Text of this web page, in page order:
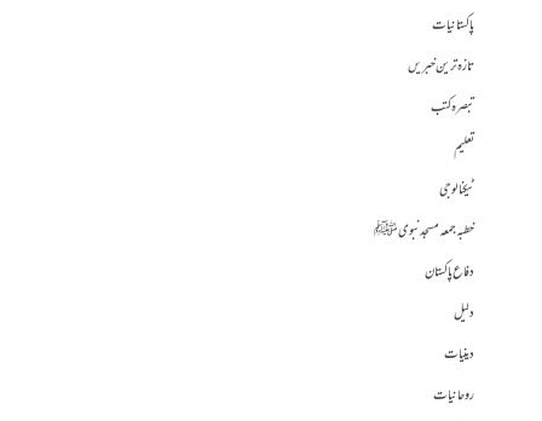
پاکستانیات
تازہ ترین خبریں
تبصرہ کتب
تعلیم
ٹیکنالوجی
خطبہ جمعہ مسجد نبوی ﷺ
دفاع پاکستان
دلیل
دینیات
روحانیات